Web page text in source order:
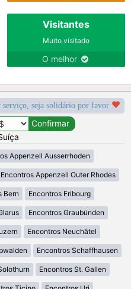
Visitantes
Muito visitado
O melhor
seja solidário por favor
Appenzell Ausserrhoden
Encontros Appenzell Outer Rhodes
Bern Encontros Fribourg
Encontros Graubünden
Encontros Neuchâtel
Encontros Schaffhausen
Encontros St. Gallen